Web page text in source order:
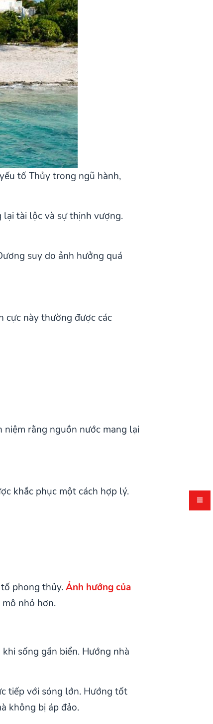
tố Thủy trong ngũ hành,
tài lộc và sự thịnh vượng.
suy do ảnh hưởng quá
cực này thường được các
rằng nguồn nước mang lại
khắc phục một cách hợp lý.
tố phong thủy.Ảnh hưởng của
nhỏ hơn.
sống gần biển. Hướng nhà
tiếp với sóng lớn. Hướng tốt
không bị áp đảo.